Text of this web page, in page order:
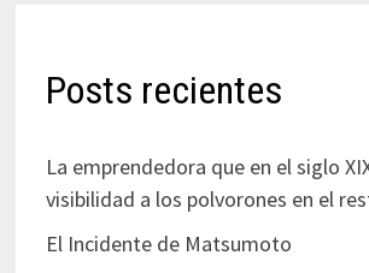
Posts recientes
La emprendedora que en el siglo
visibilidad a los polvorones en el
El Incidente de Matsumoto